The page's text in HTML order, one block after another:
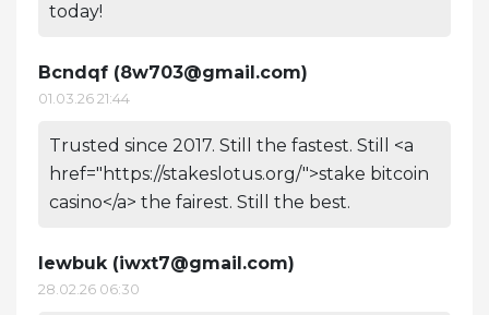
today!
Bcndqf (8w703@gmail.com)
01.03.26 21:44
Trusted since 2017. Still the fastest. Still <a
href="https://stakeslotus.org/">stake bitcoin
casino</a> the fairest. Still the best.
Iewbuk (iwxt7@gmail.com)
28.02.26 06:30